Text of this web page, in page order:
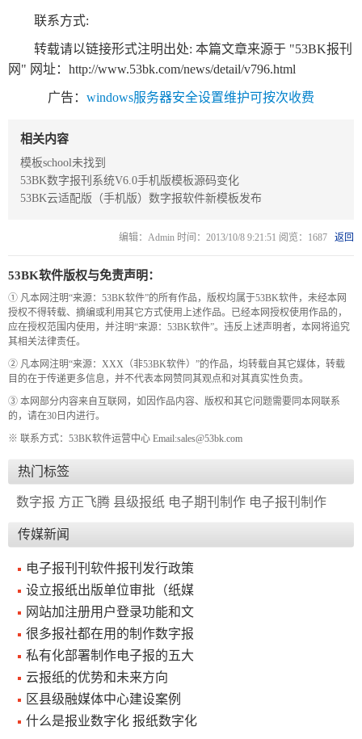
内
博
联系方式:
转载请以链接形式注明出处: 本篇文章来源于 "53BK报刊
网" 网址： http://www.53bk.com/news/detail/v796.html
广告： windows服务器安全设置维护可按次收费
相关内容
模板school未找到
53BK数字报刊系统V6.0手机版模板源码变化
53BK云适配版（手机版）数字报软件新模板发布
编辑：Admin 时间：2013/10/8 9:21:51 阅览：1687 返回
53BK软件版权与免责声明：
① 凡本网注明“来源：53BK软件”的所有作品，版权均属于53BK软件，未经本网
授权不得转载、摘编或利用其它方式使用上述作品。已经本网授权使用作品的，
应在授权范围内使用，并注明“来源：53BK软件”。违反上述声明者，本网将追究
其相关法律责任。
② 凡本网注明“来源：XXX（非53BK软件）”的作品，均转载自其它媒体，转载
目的在于传递更多信息，并不代表本网赞同其观点和对其真实性负责。
③ 本网部分内容来自互联网，如因作品内容、版权和其它问题需要同本网联系
的，请在30日内进行。
※ 联系方式：53BK软件运营中心 Email:sales@53bk.com
热门标签
数字报 方正飞腾 县级报纸 电子期刊制作 电子报刊制作
传媒新闻
电子报刊刊软件报刊发行政策
设立报纸出版单位审批（纸媒
网站加注册用户登录功能和文
很多报社都在用的制作数字报
私有化部署制作电子报的五大
云报纸的优势和未来方向
区县级融媒体中心建设案例
什么是报业数字化 报纸数字化